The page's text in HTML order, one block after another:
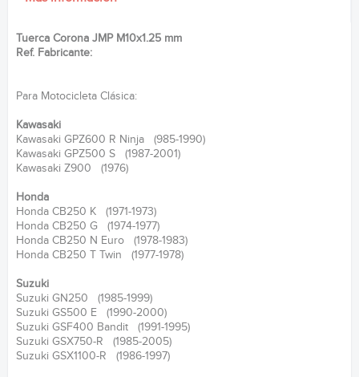
Tuerca Corona JMP M10x1.25 mm
Ref. Fabricante:
Para Motocicleta Clásica:
Kawasaki
Kawasaki GPZ600 R Ninja (985-1990)
Kawasaki GPZ500 S (1987-2001)
Kawasaki Z900 (1976)
Honda
Honda CB250 K (1971-1973)
Honda CB250 G (1974-1977)
Honda CB250 N Euro (1978-1983)
Honda CB250 T Twin (1977-1978)
Suzuki
Suzuki GN250 (1985-1999)
Suzuki GS500 E (1990-2000)
Suzuki GSF400 Bandit (1991-1995)
Suzuki GSX750-R (1985-2005)
Suzuki GSX1100-R (1986-1997)